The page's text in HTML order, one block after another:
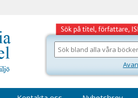
Sök
bland
våra